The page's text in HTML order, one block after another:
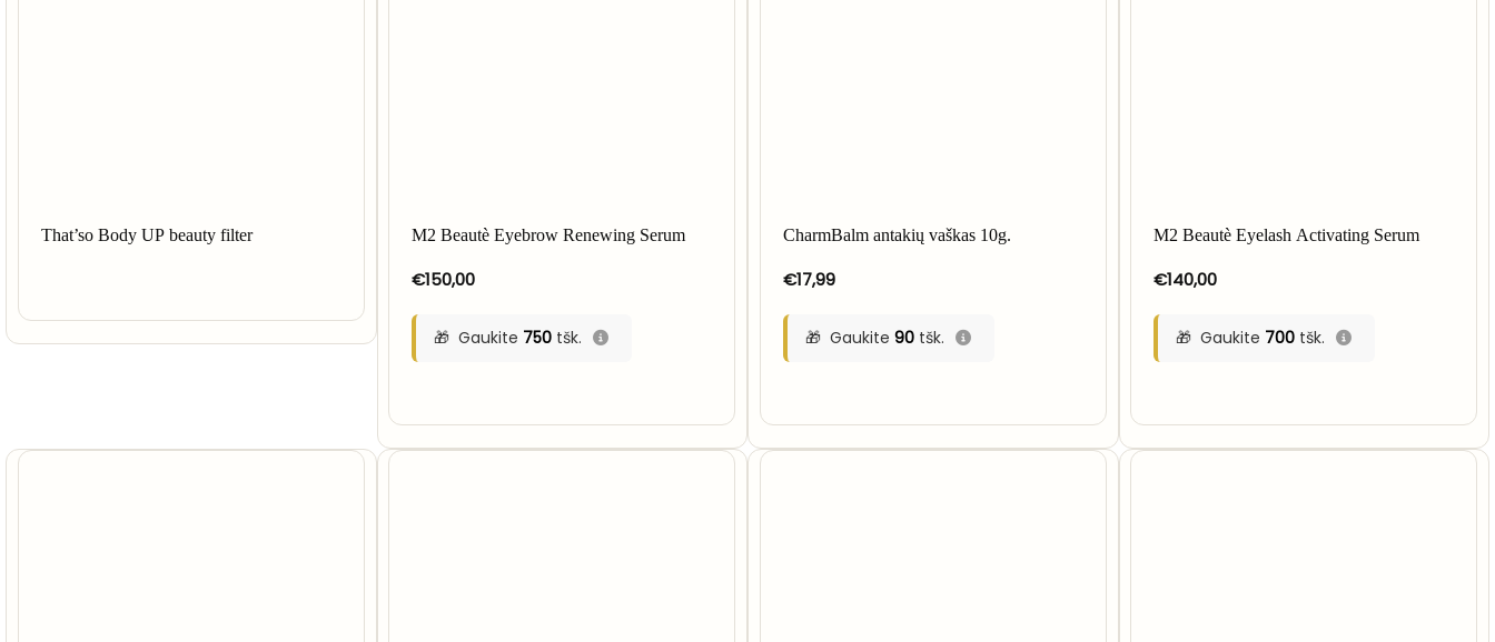
That’so Body UP beauty filter M2 Beautè Eyebrow Renewing Serum
€150,00
Gaukite 750 tšk.
CharmBalm antakių vaškas 10g.
€17,99
Gaukite 90tšk.
M2 Beautè Eyelash Activating Serum
€140,00
Gaukite 700 tšk.